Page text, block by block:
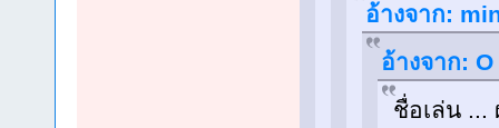
อ้างจาก:
อ้างจาก:
ชื่อเล่น